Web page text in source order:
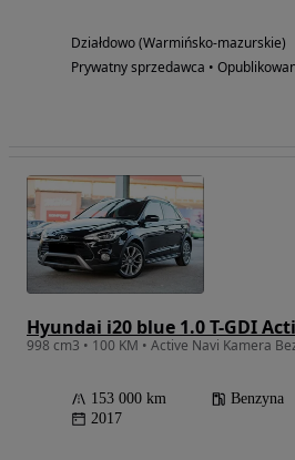
Działdowo (Warmińsko-mazurskie)
Prywatny sprzedawca •
Hyundai i20 blue 1.0 T-GDI
153 000 km Benzyna
2017